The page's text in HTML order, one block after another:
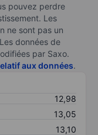
pouvez perdre
Les
ne sont pas un
données de
par Saxo.
aux données.
12,98
13,05
13,10